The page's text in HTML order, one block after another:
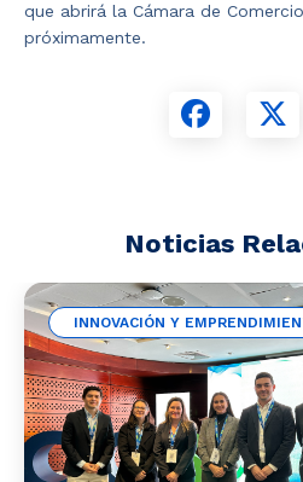
que abrirá la Cámara de
próximamente.
Noticias
INNOVACIÓN Y